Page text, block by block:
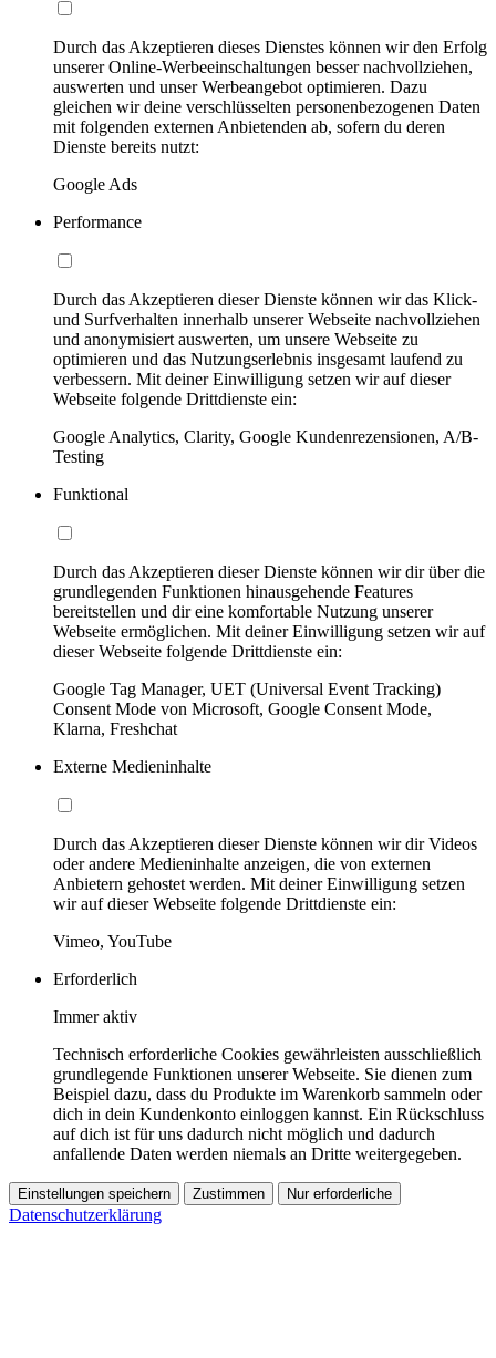
Durch das Akzeptieren dieses Dienstes können wir den Erfolg
unserer Online-Werbeeinschaltungen besser nachvollziehen,
auswerten und unser Werbeangebot optimieren. Dazu
gleichen wir deine verschlüsselten personenbezogenen Daten
mit folgenden externen Anbietenden ab, sofern du deren
Dienste bereits nutzt:
Google Ads
Performance
Durch das Akzeptieren dieser Dienste können wir das Klick-
und Surfverhalten innerhalb unserer Webseite nachvollziehen
und anonymisiert auswerten, um unsere Webseite zu
optimieren und das Nutzungserlebnis insgesamt laufend zu
verbessern. Mit deiner Einwilligung setzen wir auf dieser
Webseite folgende Drittdienste ein:
Google Analytics, Clarity, Google Kundenrezensionen, A/B-
Testing
Funktional
Durch das Akzeptieren dieser Dienste können wir dir über die
grundlegenden Funktionen hinausgehende Features
bereitstellen und dir eine komfortable Nutzung unserer
Webseite ermöglichen. Mit deiner Einwilligung setzen wir auf
dieser Webseite folgende Drittdienste ein:
Google Tag Manager, UET (Universal Event Tracking)
Consent Mode von Microsoft, Google Consent Mode,
Klarna, Freshchat
Externe Medieninhalte
Durch das Akzeptieren dieser Dienste können wir dir Videos
oder andere Medieninhalte anzeigen, die von externen
Anbietern gehostet werden. Mit deiner Einwilligung setzen
wir auf dieser Webseite folgende Drittdienste ein:
Vimeo, YouTube
Erforderlich
Immer aktiv
Technisch erforderliche Cookies gewährleisten ausschließlich
grundlegende Funktionen unserer Webseite. Sie dienen zum
Beispiel dazu, dass du Produkte im Warenkorb sammeln oder
dich in dein Kundenkonto einloggen kannst. Ein Rückschluss
auf dich ist für uns dadurch nicht möglich und dadurch
anfallende Daten werden niemals an Dritte weitergegeben.
Einstellungen speichern Zustimmen Nur erforderliche
Datenschutzerklärung